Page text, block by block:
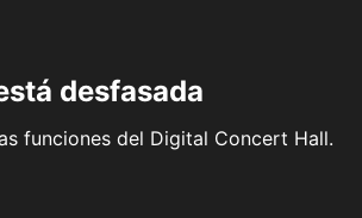
desfasada
funciones del Digital Concert Hall.